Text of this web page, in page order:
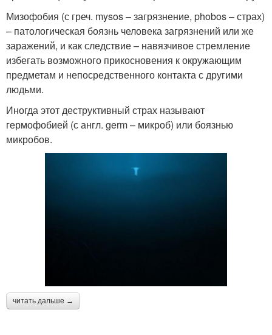
Мизофобия (с греч. mysos – загрязнение, phobos – страх)
– патологическая боязнь человека загрязнений или же
заражений, и как следствие – навязчивое стремление
избегать возможного прикосновения к окружающим
предметам и непосредственного контакта с другими
людьми.
Иногда этот деструктивный страх называют
гермофобией (с англ. germ – микроб) или боязнью
микробов.
читать дальше →